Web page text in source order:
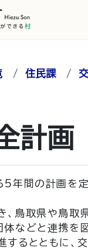
/住民課/
計画
5年間の計画を
鳥取県や鳥取
体などと連携を
するとともに、